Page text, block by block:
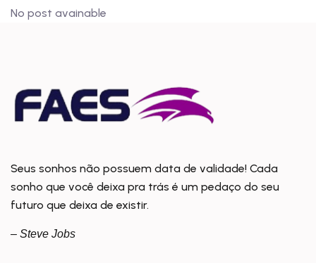
No post avainable
Seus sonhos não possuem data de validade! Cada
sonho que você deixa pra trás é um pedaço do seu
futuro que deixa de existir.
– Steve Jobs